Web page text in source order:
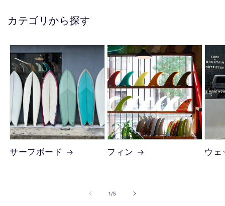
カテゴリから探す
サーフボード フィン ウェ
1/の
5